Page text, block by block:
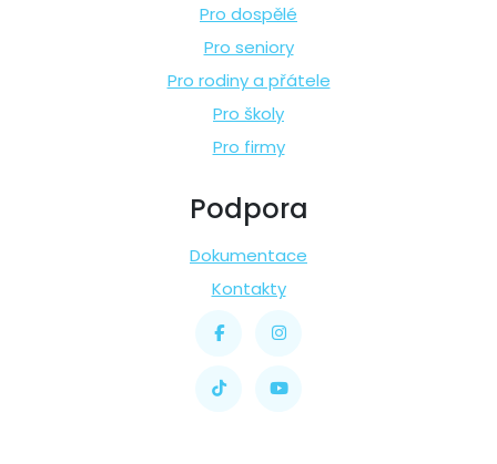
Pro dospělé
Pro seniory
Pro rodiny a přátele
Pro školy
Pro firmy
Podpora
Dokumentace
Kontakty